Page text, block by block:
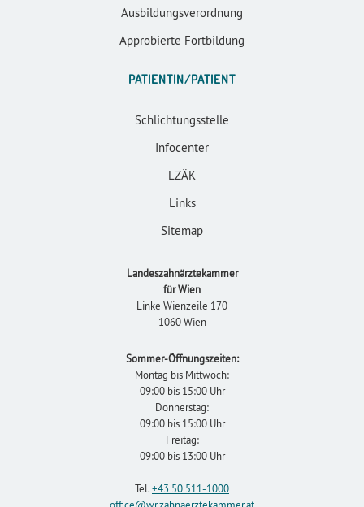
Ausbildungsverordnung
Approbierte Fortbildung
PATIENTIN/PATIENT
Schlichtungsstelle
Infocenter
LZÄK
Links
Sitemap
Landeszahnärztekammer
für Wien
Linke Wienzeile 170
1060 Wien
Sommer-Öffnungszeiten:
Montag bis Mittwoch:
09:00 bis 15:00 Uhr
Donnerstag:
09:00 bis 15:00 Uhr
Freitag:
09:00 bis 13:00 Uhr
Tel.+43 50 511-1000
office@wr.zahnaerztekammer.at